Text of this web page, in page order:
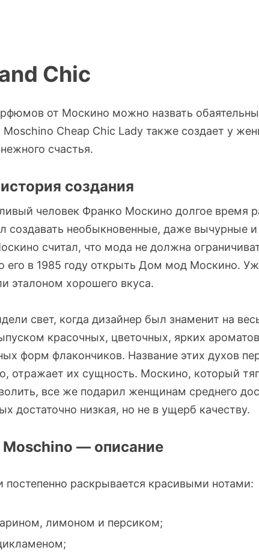
Chic
от Москино можно назвать
Cheap Chic Lady также создает у
счастья.
создания
человек Франко Москино долгое время
создавать необыкновенные, даже вычурные
считал, что мода не должна
в 1985 году открыть Дом мод Москино.
эталоном хорошего вкуса.
свет, когда дизайнер был знаменит на
красочных, цветочных, ярких
форм флакончиков. Название этих духов
отражает их сущность. Москино, который
все же подарил женщинам среднего
достаточно низкая, но не в ущерб качеству.
Moschino — описание
постепенно раскрывается красивыми нотами:
лимоном и персиком;